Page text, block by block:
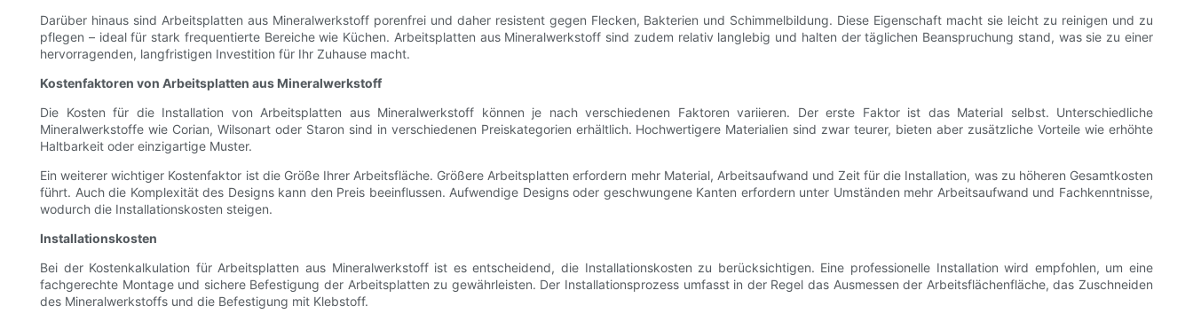
Darüber hinaus sind Arbeitsplatten aus Mineralwerkstoff porenfrei und daher resistent gegen Flecken, Bakterien und Schimmelbildung. Diese Eigenschaft macht sie leicht zu reinigen und zu
pflegen – ideal für stark frequentierte Bereiche wie Küchen. Arbeitsplatten aus Mineralwerkstoff sind zudem relativ langlebig und halten der täglichen Beanspruchung stand, was sie zu einer
hervorragenden, langfristigen Investition für Ihr Zuhause macht.
Kostenfaktoren von Arbeitsplatten aus Mineralwerkstoff
Die Kosten für die Installation von Arbeitsplatten aus Mineralwerkstoff können je nach verschiedenen Faktoren variieren. Der erste Faktor ist das Material selbst. Unterschiedliche
Mineralwerkstoffe wie Corian, Wilsonart oder Staron sind in verschiedenen Preiskategorien erhältlich. Hochwertigere Materialien sind zwar teurer, bieten aber zusätzliche Vorteile wie erhöhte
Haltbarkeit oder einzigartige Muster.
Ein weiterer wichtiger Kostenfaktor ist die Größe Ihrer Arbeitsfläche. Größere Arbeitsplatten erfordern mehr Material, Arbeitsaufwand und Zeit für die Installation, was zu höheren Gesamtkosten
führt. Auch die Komplexität des Designs kann den Preis beeinflussen. Aufwendige Designs oder geschwungene Kanten erfordern unter Umständen mehr Arbeitsaufwand und Fachkenntnisse,
wodurch die Installationskosten steigen.
Installationskosten
Bei der Kostenkalkulation für Arbeitsplatten aus Mineralwerkstoff ist es entscheidend, die Installationskosten zu berücksichtigen. Eine professionelle Installation wird empfohlen, um eine
fachgerechte Montage und sichere Befestigung der Arbeitsplatten zu gewährleisten. Der Installationsprozess umfasst in der Regel das Ausmessen der Arbeitsflächenfläche, das Zuschneiden
des Mineralwerkstoffs und die Befestigung mit Klebstoff.